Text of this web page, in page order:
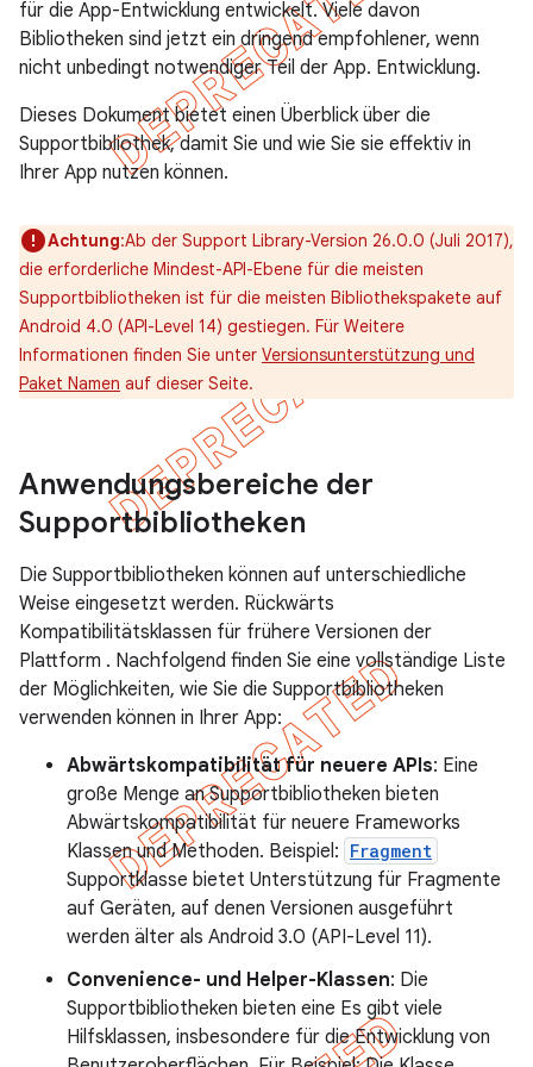
für die App-Entwicklung entwickelt. Viele davon
Bibliotheken sind jetzt ein dringend empfohlener, wenn
nicht unbedingt notwendiger Teil der App. Entwicklung.
Dieses Dokument bietet einen Überblick über die
Supportbibliothek, damit Sie und wie Sie sie effektiv in
Ihrer App nutzen können.
Achtung:Ab der Support Library-Version 26.0.0 (Juli 2017),
die erforderliche Mindest-API-Ebene für die meisten
Supportbibliotheken ist für die meisten Bibliothekspakete auf
Android 4.0 (API-Level 14) gestiegen. Für Weitere
Informationen finden Sie unter Versionsunterstützung und
Paket Namen auf dieser Seite.
Anwendungsbereiche der
Supportbibliotheken
Die Supportbibliotheken können auf unterschiedliche
Weise eingesetzt werden. Rückwärts
Kompatibilitätsklassen für frühere Versionen der
Plattform . Nachfolgend finden Sie eine vollständige Liste
der Möglichkeiten, wie Sie die Supportbibliotheken
verwenden können in Ihrer App:
Abwärtskompatibilität für neuere APIs: Eine
große Menge an Supportbibliotheken bieten
Abwärtskompatibilität für neuere Frameworks
Klassen und Methoden. Beispiel: Fragment
Supportklasse bietet Unterstützung für Fragmente
auf Geräten, auf denen Versionen ausgeführt
werden älter als Android 3.0 (API-Level 11).
Convenience- und Helper-Klassen: Die
Supportbibliotheken bieten eine Es gibt viele
Hilfsklassen, insbesondere für die Entwicklung von